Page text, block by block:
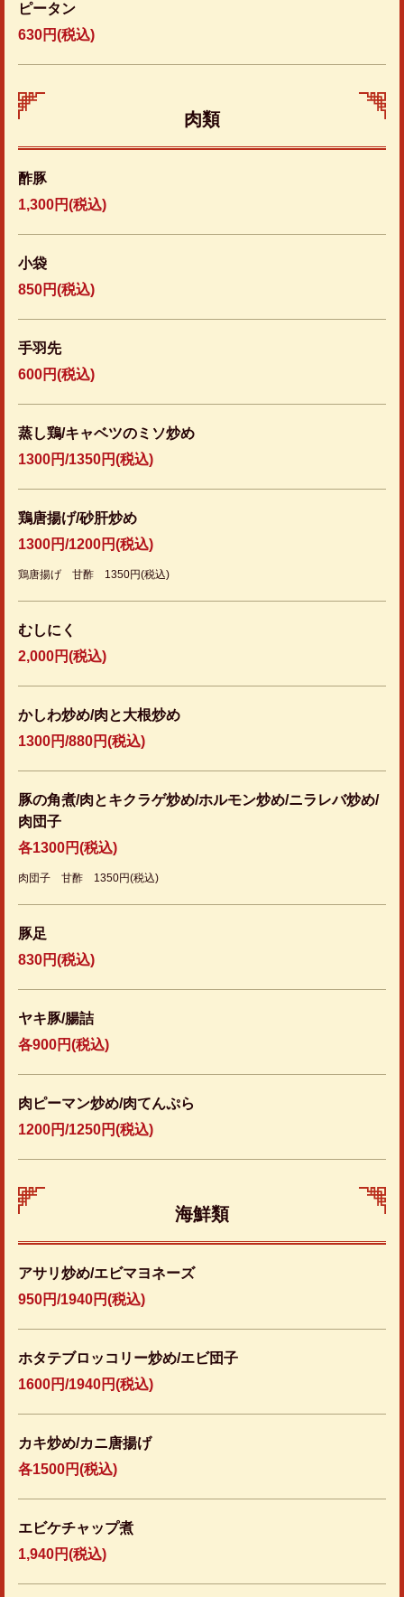
ピータン
630円(税込)
肉類
酢豚
1,300円(税込)
小袋
850円(税込)
手羽先
600円(税込)
蒸し鶏/キャベツのミソ炒め
1300円/1350円(税込)
鶏唐揚げ/砂肝炒め
1300円/1200円(税込)
鶏唐揚げ 甘酢 1350円(税込)
むしにく
2,000円(税込)
かしわ炒め/肉と大根炒め
1300円/880円(税込)
豚の角煮/肉とキクラゲ炒め/ホルモン炒め/ニラレバ炒め/
肉団子
各1300円(税込)
肉団子 甘酢 1350円(税込)
豚足
830円(税込)
ヤキ豚/腸詰
各900円(税込)
肉ピーマン炒め/肉てんぷら
1200円/1250円(税込)
海鮮類
アサリ炒め/エビマヨネーズ
950円/1940円(税込)
ホタテブロッコリー炒め/エビ団子
1600円/1940円(税込)
カキ炒め/カニ唐揚げ
各1500円(税込)
エビケチャップ煮
1,940円(税込)
料理 | 台湾料理 矢場味仙
https://misenyaba.owst.jp/foods
閉じる